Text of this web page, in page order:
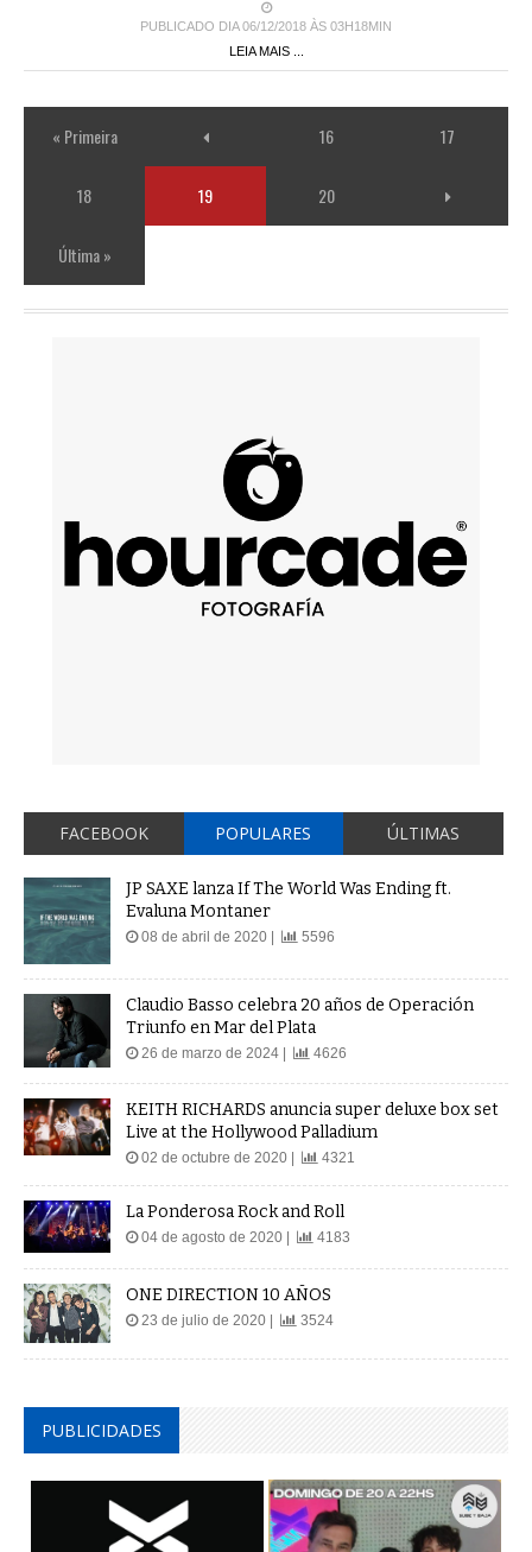
PUBLICADO DIA 06/12/2018 ÀS 03H18MIN
LEIA MAIS ...
« Primeira 16 17
18 19 20
Última »
FACEBOOK POPULARES ÚLTIMAS
JP SAXE lanza If The World Was Ending ft.
Evaluna Montaner
08 de abril de 2020 | 5596
Claudio Basso celebra 20 años de Operación
Triunfo en Mar del Plata
26 de marzo de 2024 | 4626
KEITH RICHARDS anuncia super deluxe box set
Live at the Hollywood Palladium
02 de octubre de 2020 | 4321
La Ponderosa Rock and Roll
04 de agosto de 2020 | 4183
ONE DIRECTION 10 AÑOS
23 de julio de 2020 | 3524
PUBLICIDADES